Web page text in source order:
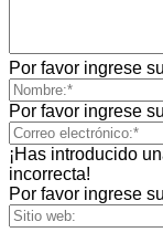
Por favor ingrese
Por favor ingrese
¡Has introducido
incorrecta!
Por favor ingrese